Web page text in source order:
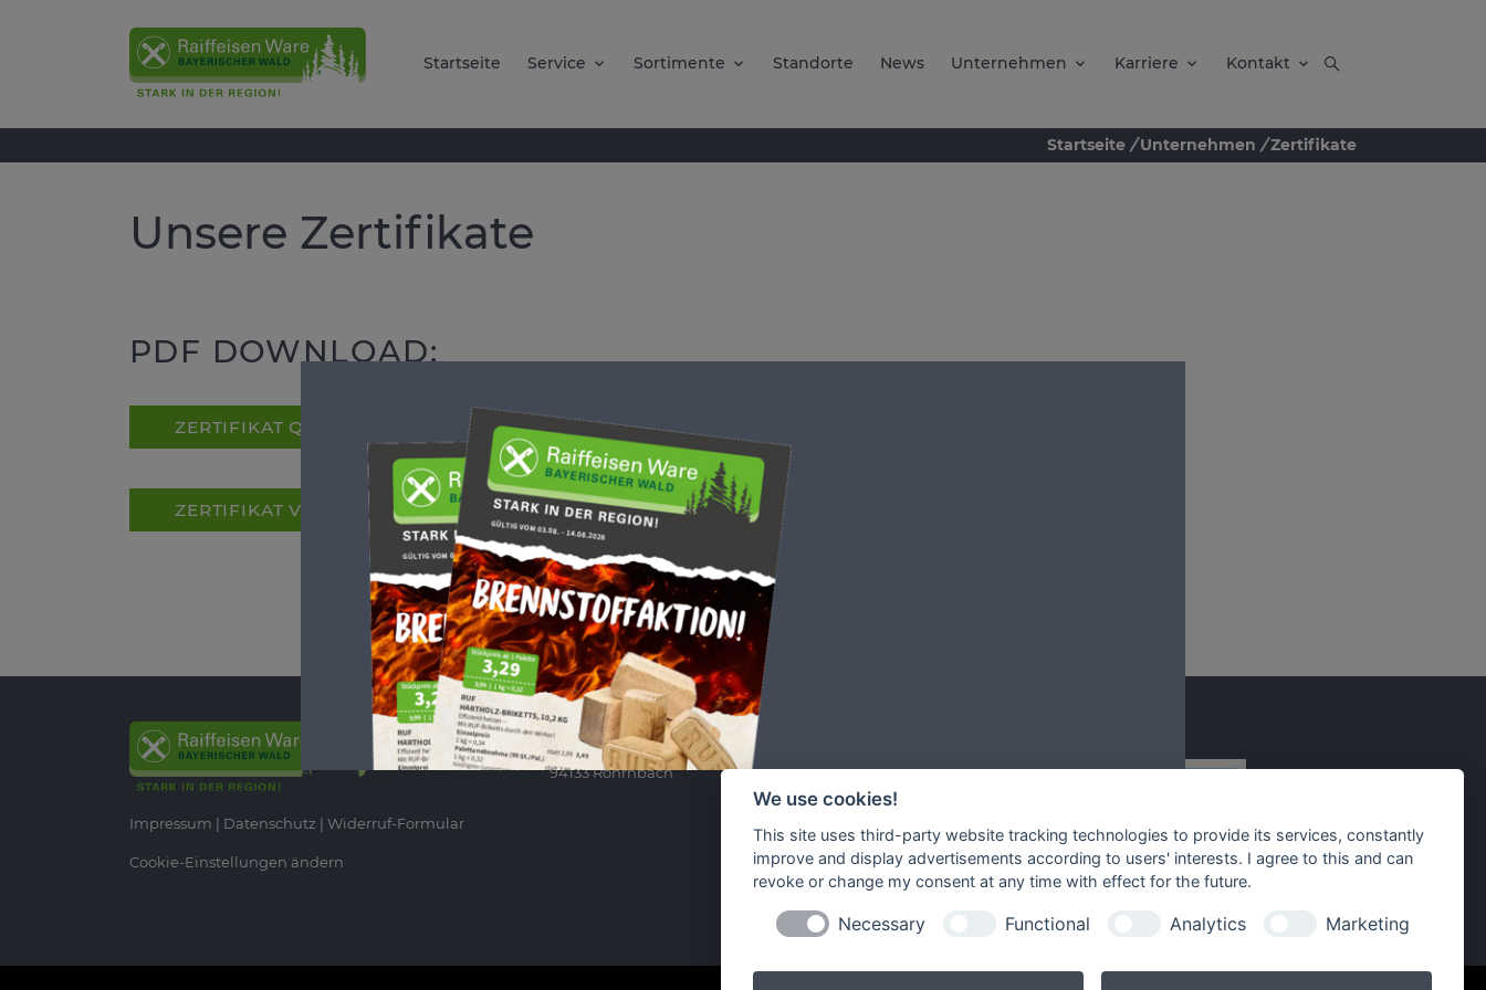
Startseite Service Sortimente Standorte News Unternehmen Karriere Kontakt
Startseite / Unternehmen / Zertifikate
Unsere Zertifikate
PDF DOWNLOAD:
ZERTIFIKAT QS
ZERTIFIKAT VLOG
Impressum Datenschutz Widerruf-Formular
Cookie-Einstellungen ändern
Raiffeisen Waren GmbH Bayerischer Wald
Außernbrünst 21
94133 Röhrnbach
We use cookies!
This site uses third-party website tracking technologies to provide its services, constantly
improve and display advertisements according to users' interests. I agree to this and can
revoke or change my consent at any time with effect for the future.
Necessary Functional Analytics Marketing